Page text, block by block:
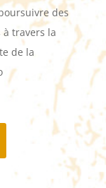
des
travers la
de la